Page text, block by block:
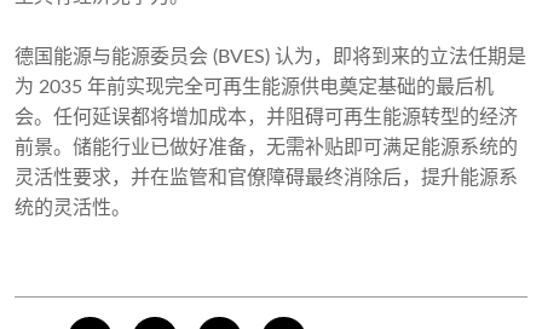
德国能源与能源委员会 (BVES) 认为，即将到来的立法任期是
为 2035 年前实现完全可再生能源供电奠定基础的最后机
会。任何延误都将增加成本，并阻碍可再生能源转型的经济
前景。储能行业已做好准备，无需补贴即可满足能源系统的
灵活性要求，并在监管和官僚障碍最终消除后，提升能源系
统的灵活性。